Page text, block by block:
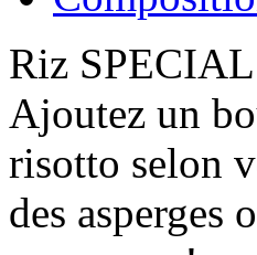
Riz
Ajoutez un
risotto selon
des asperges